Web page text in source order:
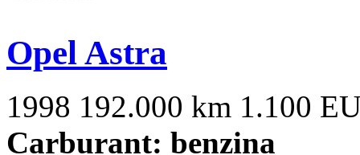
Opel Astra
1998 192.000 km 1.100
Carburant: benzina